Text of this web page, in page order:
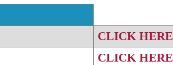
CLICK HERE
CLICK HERE